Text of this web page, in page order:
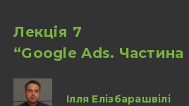
Лекція 7
“Google Ads. Частина
Ілля Елізбарашвілі